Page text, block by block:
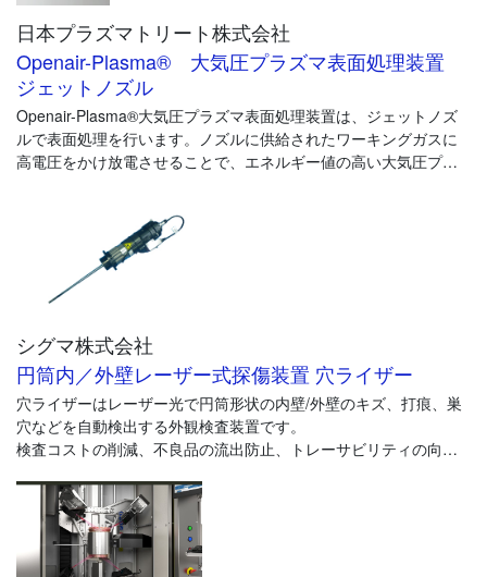
日本プラズマトリート株式会社
Openair-Plasma® 大気圧プラズマ表面処理装置
ジェットノズル
Openair-Plasma®大気圧プラズマ表面処理装置は、ジェットノズ
ルで表面処理を行います。ノズルに供給されたワーキングガスに
高電圧をかけ放電させることで、エネルギー値の高い大気圧プラ
シグマ株式会社
円筒内／外壁レーザー式探傷装置 穴ライザー
穴ライザーはレーザー光で円筒形状の内壁/外壁のキズ、打痕、巣
穴などを自動検出する外観検査装置です。
検査コストの削減、不良品の流出防止、トレーサビリティの向
のライン改善、標準化・自動化の推進などに最適です。